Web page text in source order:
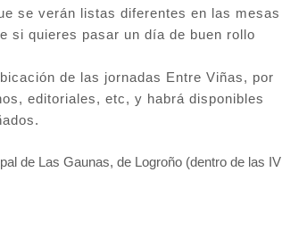
se verán listas diferentes en las mesas
si quieres pasar un día de buen rollo
de las jornadas Entre Viñas, por
editoriales, etc, y habrá disponibles
de Las Gaunas, de Logroño (dentro de las IV